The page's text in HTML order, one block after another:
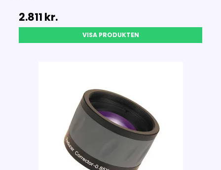
2.811 kr.
VISA PRODUKTEN